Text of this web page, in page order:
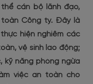
nước
nước
cán bộ lãnh đạo,
Công ty. Đây là
hiện nghiêm các
vệ sinh lao động;
kỹ năng phòng ngừa
việc an toàn cho